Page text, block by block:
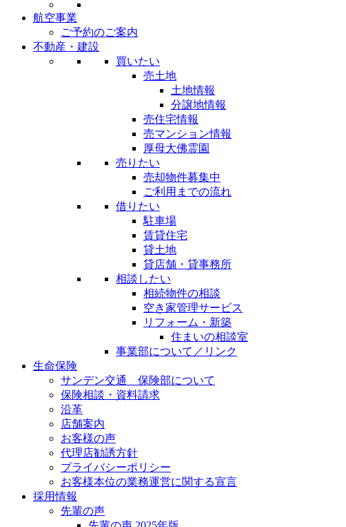
航空事業
ご予約のご案内
不動産・建設
買いたい
売土地
土地情報
分譲地情報
売住宅情報
売マンション情報
厚母大佛霊園
売りたい
売却物件募集中
ご利用までの流れ
借りたい
駐車場
賃貸住宅
貸土地
貸店舗・貸事務所
相談したい
相続物件の相談
空き家管理サービス
リフォーム・新築
住まいの相談室
事業部について／リンク
生命保険
サンデン交通 保険部について
保険相談・資料請求
沿革
店舗案内
お客様の声
代理店勧誘方針
プライバシーポリシー
お客様本位の業務運営に関する宣言
採用情報
先輩の声